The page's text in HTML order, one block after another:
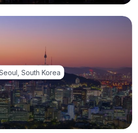
South Korea